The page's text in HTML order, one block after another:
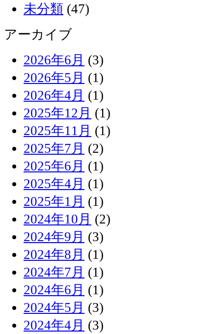
未分類 (47)
アーカイブ
2026年6月 (3)
2026年5月 (1)
2026年4月 (1)
2025年12月 (1)
2025年11月 (1)
2025年7月 (2)
2025年6月 (1)
2025年4月 (1)
2025年1月 (1)
2024年10月 (2)
2024年9月 (3)
2024年8月 (1)
2024年7月 (1)
2024年6月 (1)
2024年5月 (3)
2024年4月 (3)